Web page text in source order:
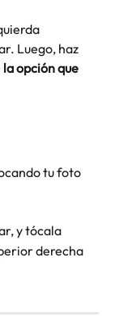
Luego, haz
la opción que
tu foto
y tócala
derecha